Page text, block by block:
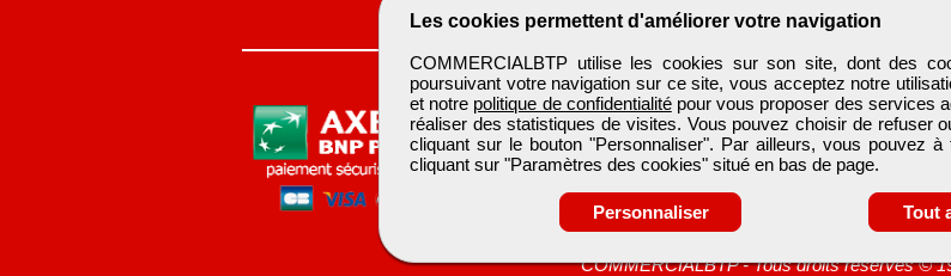
Les cookies permettent d'améliorer votre navigation
COMMERCIALBTP utilise les cookies sur son site, dont des
poursuivant votre navigation sur ce site, vous acceptez notre
et notre politique de confidentialitépour vous proposer des services
réaliser des statistiques de visites. Vous pouvez choisir de refuser
cliquant sur le bouton "Personnaliser". Par ailleurs, vous pouvez
cliquant sur "Paramètres des cookies" situé en bas de page.
Personnaliser Tout
COMMERCIALBTP -Tous droits réservés ©